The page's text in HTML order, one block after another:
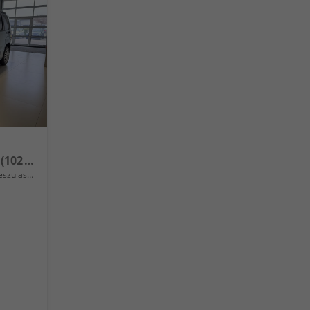
L1 1.5 MTJ 100k 6MT 75 kW (102 PS) Tech-Paket, Komfort-Paket, Lenkradheizung, Sitzheizung, 2-Zonen-Klimaautomatik, Rückfahrkamera, Navigationssystem, Android Auto, Apple CarPlay, DAB, Schiebetüren L+R, 16 Zoll Stahlfelgen, uvm.